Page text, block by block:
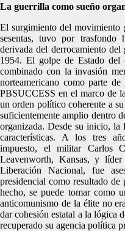
La guerrilla como sueño
El surgimiento del movimiento
sesentas, tuvo por
derivada del derrocamiento
1954. El golpe de Estado del
combinado con la invasión
norteamericano como parte
PBSUCCESS en el marco de
un orden político coherente a
suficientemente amplio dentro
organizada. Desde su inicio, la
características. A los tres
impuesto, el militar Carlos
Leavenworth, Kansas, y
Liberación Nacional, fue
presidencial como resultado de
hecho, se puede tomar como
anticomunismo de la élite no
dar cohesión estatal a la lógica
recuperado su agencia política